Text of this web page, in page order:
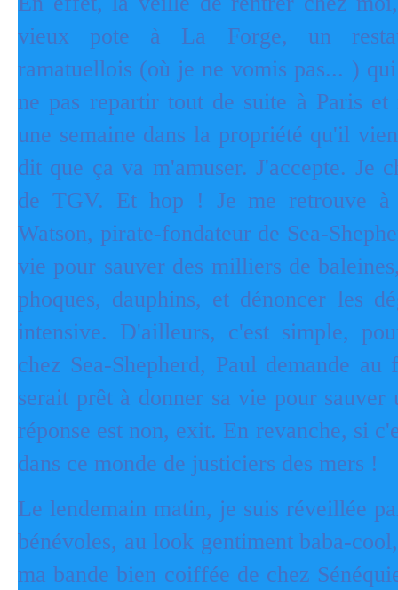
vieux pote à La Forge, un
ramatuellois (où je ne vomis pas... )
ne pas repartir tout de suite à Paris et
une semaine dans la propriété qu'il
dit que ça va m'amuser. J'accepte. Je
de TGV. Et hop ! Je me retrouve à
Watson, pirate-fondateur de Sea-
vie pour sauver des milliers de
phoques, dauphins, et dénoncer les
intensive. D'ailleurs, c'est simple,
chez Sea-Shepherd, Paul demande
serait prêt à donner sa vie pour sauver
réponse est non, exit. En revanche, si
dans ce monde de justiciers des mers !
Le lendemain matin, je suis réveillée
bénévoles, au look gentiment baba-
ma bande bien coiffée de chez